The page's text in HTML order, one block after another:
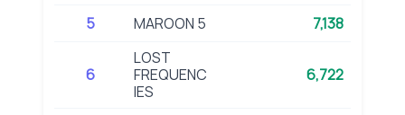
5 MAROON 5 7,138
6
LOST
FREQUENC
IES
6,722